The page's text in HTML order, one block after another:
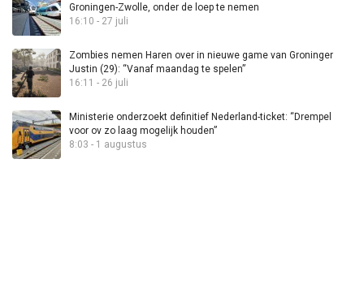
Groningen-Zwolle, onder de loep te nemen
16:10 - 27 juli
Zombies nemen Haren over in nieuwe game van Groninger
Justin (29): “Vanaf maandag te spelen”
16:11 - 26 juli
Ministerie onderzoekt definitief Nederland-ticket: “Drempel
voor ov zo laag mogelijk houden”
8:03 - 1 augustus